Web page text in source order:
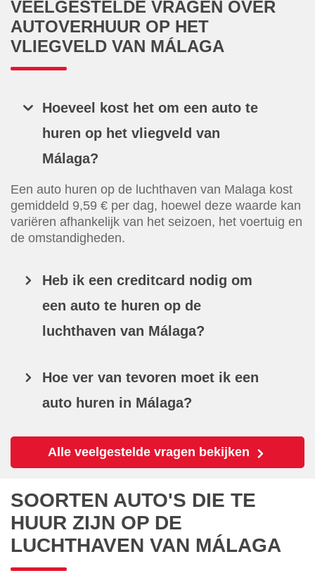
VEELGESTELDE VRAGEN OVER
AUTOVERHUUR OP HET
VLIEGVELD VAN MÁLAGA
Hoeveel kost het om een auto te
huren op het vliegveld van
Málaga?
Een auto huren op de luchthaven van Malaga kost
gemiddeld 9,59 € per dag, hoewel deze waarde kan
variëren afhankelijk van het seizoen, het voertuig en
de omstandigheden.
Heb ik een creditcard nodig om
een auto te huren op de
luchthaven van Málaga?
Hoe ver van tevoren moet ik een
auto huren in Málaga?
Alle veelgestelde vragen bekijken
SOORTEN AUTO'S DIE TE
HUUR ZIJN OP DE
LUCHTHAVEN VAN MÁLAGA